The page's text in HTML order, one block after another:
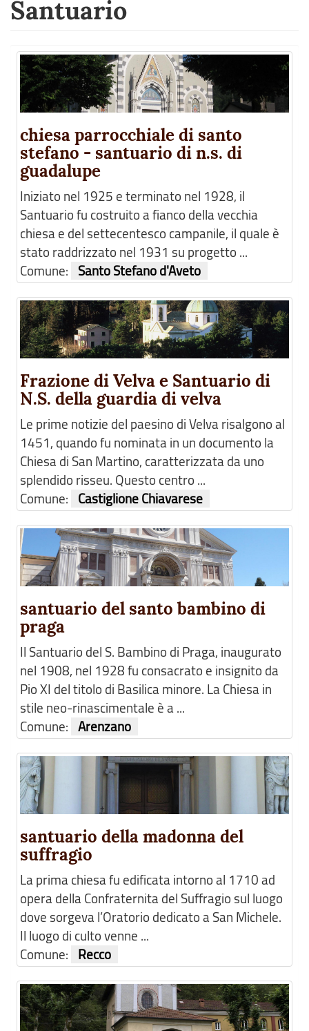
Santuario
chiesa parrocchiale di santo
stefano - santuario di n.s. di
guadalupe
Iniziato nel 1925 e terminato nel 1928, il
Santuario fu costruito a fianco della vecchia
chiesa e del settecentesco campanile, il quale è
stato raddrizzato nel 1931 su progetto ...
Comune:
Santo Stefano d'Aveto
Frazione di Velva e Santuario di
N.S. della guardia di velva
Le prime notizie del paesino di Velva risalgono al
1451, quando fu nominata in un documento la
Chiesa di San Martino, caratterizzata da uno
splendido risseu. Questo centro ...
Comune:
Castiglione Chiavarese
santuario del santo bambino di
praga
Il Santuario del S. Bambino di Praga, inaugurato
nel 1908, nel 1928 fu consacrato e insignito da
Pio XI del titolo di Basilica minore. La Chiesa in
stile neo-rinascimentale è a ...
Comune: Arenzano
santuario della madonna del
suffragio
La prima chiesa fu edificata intorno al 1710 ad
opera della Confraternita del Suffragio sul luogo
dove sorgeva l’Oratorio dedicato a San Michele.
Il luogo di culto venne ...
Comune:
Recco